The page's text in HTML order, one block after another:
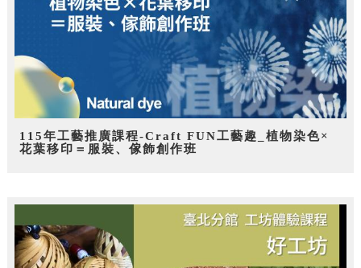
115年工藝推廣課程-Craft FUN工藝趣_植物染色×
花葉移印＝服裝、傢飾創作班